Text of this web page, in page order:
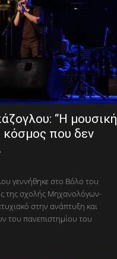
“Η μουσική
κόσμος που δεν
γεννήθηκε στο Βόλο του
της σχολής Μηχανολόγων-
στην ανάπτυξη και
του πανεπιστημίου του